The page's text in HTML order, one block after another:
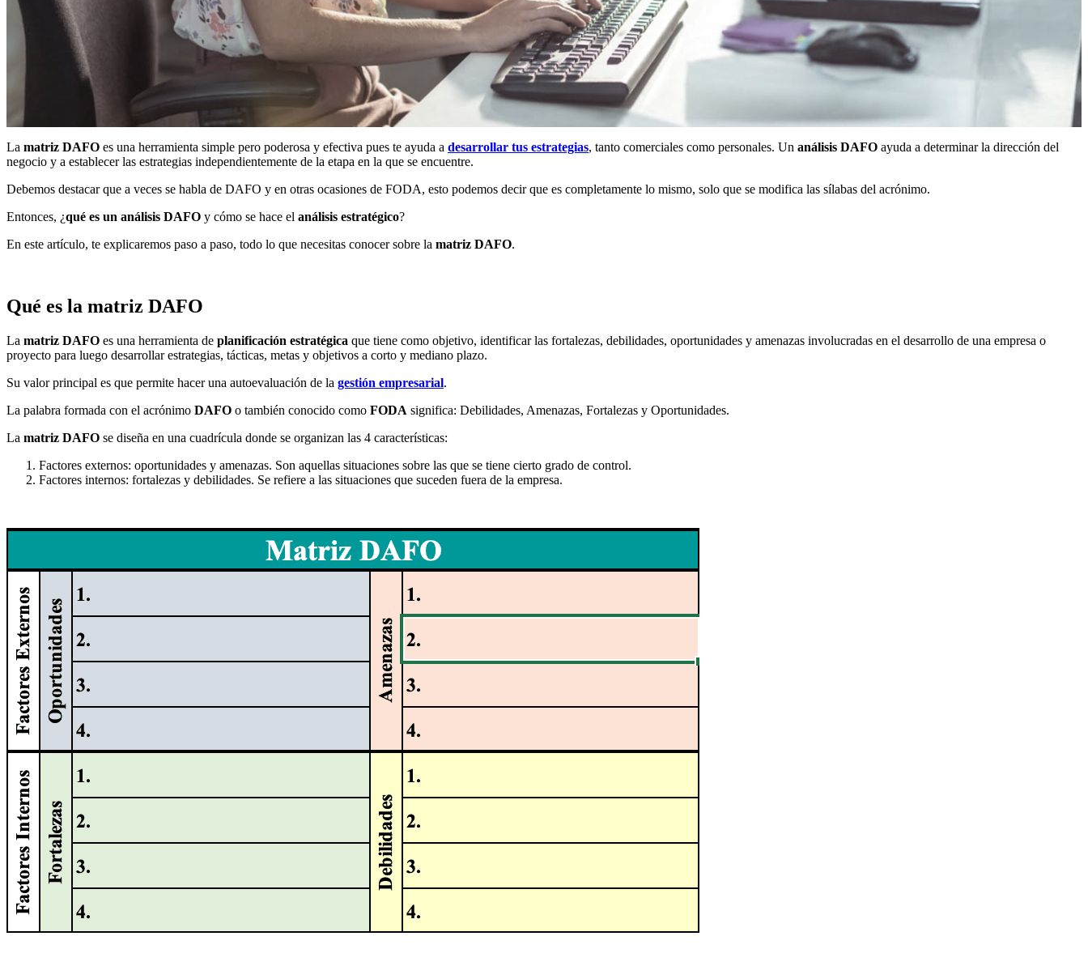
La matriz DAFO es una herramienta simple pero poderosa y efectiva pues te ayuda a desarrollar tus estrategias, tanto comerciales como personales. Un análisis DAFO ayuda a determinar la dirección del
negocio y a establecer las estrategias independientemente de la etapa en la que se encuentre.
Debemos destacar que a veces se habla de DAFO y en otras ocasiones de FODA, esto podemos decir que es completamente lo mismo, solo que se modifica las sílabas del acrónimo.
Entonces, ¿qué es un análisis DAFO y cómo se hace el análisis estratégico?
En este artículo, te explicaremos paso a paso, todo lo que necesitas conocer sobre la matriz DAFO.
Qué es la matriz DAFO
La matriz DAFO es una herramienta de planificación estratégica que tiene como objetivo, identificar las fortalezas, debilidades, oportunidades y amenazas involucradas en el desarrollo de una empresa o
proyecto para luego desarrollar estrategias, tácticas, metas y objetivos a corto y mediano plazo.
Su valor principal es que permite hacer una autoevaluación de la gestión empresarial.
La palabra formada con el acrónimo DAFO o también conocido como FODA significa: Debilidades, Amenazas, Fortalezas y Oportunidades.
La matriz DAFO se diseña en una cuadrícula donde se organizan las 4 características:
Factores externos: oportunidades y amenazas. Son aquellas situaciones sobre las que se tiene cierto grado de control.
Factores internos: fortalezas y debilidades. Se refiere a las situaciones que suceden fuera de la empresa.